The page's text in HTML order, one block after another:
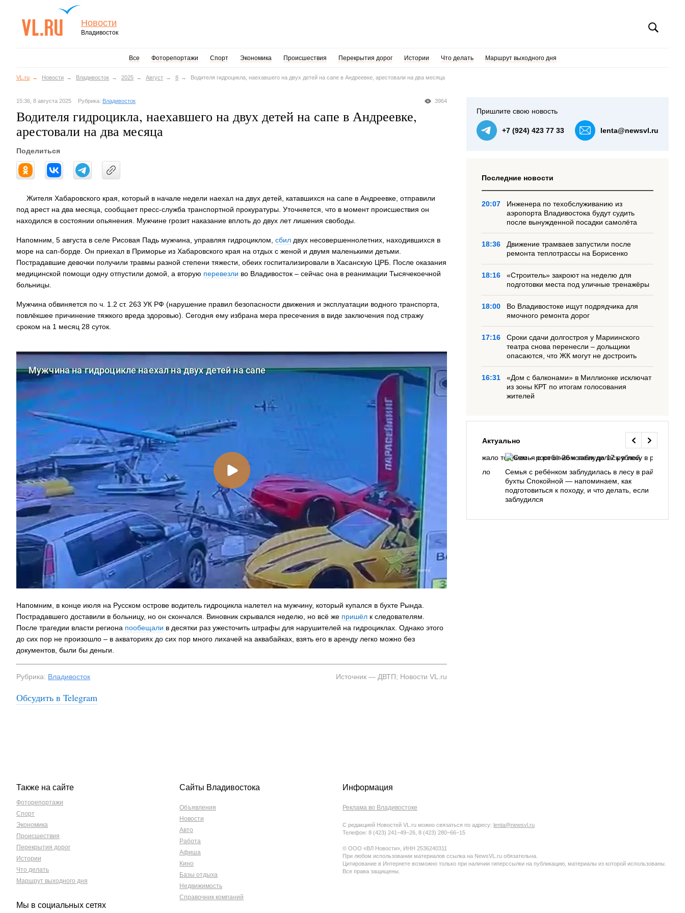
Новости
Владивосток
Все Фоторепортажи Спорт Экономика Происшествия Перекрытия дорог Истории Что делать Маршрут выходного дня
VL.ru Новости Владивосток 2025 Август 8 Водителя гидроцикла, наехавшего на двух детей на сапе в Андреевке, арестовали на два месяца
3964
15:36, 8 августа 2025 Рубрика: Владивосток
Водителя гидроцикла, наехавшего на двух детей на сапе в Андреевке,
арестовали на два месяца
Поделиться
Жителя Хабаровского края, который в начале недели наехал на двух детей, катавшихся на сапе в Андреевке, отправили
под арест на два месяца, сообщает пресс-служба транспортной прокуратуры. Уточняется, что в момент происшествия он
находился в состоянии опьянения. Мужчине грозит наказание вплоть до двух лет лишения свободы.
Напомним, 5 августа в селе Рисовая Падь мужчина, управляя гидроциклом, сбил двух несовершеннолетних, находившихся в
море на сап-борде. Он приехал в Приморье из Хабаровского края на отдых с женой и двумя маленькими детьми.
Пострадавшие девочки получили травмы разной степени тяжести, обеих госпитализировали в Хасанскую ЦРБ. После оказания
медицинской помощи одну отпустили домой, а вторую перевезли во Владивосток – сейчас она в реанимации Тысячекоечной
больницы.
Мужчина обвиняется по ч. 1.2 ст. 263 УК РФ (нарушение правил безопасности движения и эксплуатации водного транспорта,
повлёкшее причинение тяжкого вреда здоровью). Сегодня ему избрана мера пресечения в виде заключения под стражу
сроком на 1 месяц 28 суток.
Напомним, в конце июля на Русском острове водитель гидроцикла налетел на мужчину, который купался в бухте Рында.
Пострадавшего доставили в больницу, но он скончался. Виновник скрывался неделю, но всё же пришёл к следователям.
После трагедии власти региона пообещали в десятки раз ужесточить штрафы для нарушителей на гидроциклах. Однако этого
до сих пор не произошло – в акваториях до сих пор много лихачей на аквабайках, взять его в аренду легко можно без
документов, были бы деньги.
Рубрика: Владивосток Источник — ДВТП; Новости VL.ru
Обсудить в Telegram
Пришлите свою новость
+7 (924) 423 77 33 lenta@newsvl.ru
Последние новости
20:07
Инженера по техобслуживанию из
аэропорта Владивостока будут судить
после вынужденной посадки самолёта
18:36
Движение трамваев запустили после
ремонта теплотрассы на Борисенко
18:16
«Строитель» закроют на неделю для
подготовки места под уличные тренажёры
18:00
Во Владивостоке ищут подрядчика для
ямочного ремонта дорог
17:16
Сроки сдачи долгостроя у Мариинского
театра снова перенесли – дольщики
опасаются, что ЖК могут не достроить
16:31
«Дом с балконами» в Миллионке исключат
из зоны КРТ по итогам голосования
жителей
Актуально
На заправках Владивостока снова подорожало
топливо – рост от 26 копеек до 17 рублей
Семья с ребёнком заблудилась в лесу в районе
бухты Спокойной — напоминаем, как
подготовиться к походу, и что делать, если
заблудился
Также на сайте
Фоторепортажи
Спорт
Экономика
Происшествия
Перекрытия дорог
Истории
Что делать
Маршрут выходного дня
Мы в социальных сетях
Сайты Владивостока
Объявления
Новости
Авто
Работа
Афиша
Кино
Базы отдыха
Недвижимость
Справочник компаний
Информация
Реклама во Владивостоке
С редакцией Новостей VL.ru можно связаться по адресу: lenta@newsvl.ru
Телефон: 8 (423) 241−49−26, 8 (423) 280−66−15
© ООО «ВЛ Новости», ИНН 2536240311
При любом использовании материалов ссылка на NewsVL.ru обязательна.
Цитирование в Интернете возможно только при наличии гиперссылки на публикацию, материалы из которой использованы.
Все права защищены.